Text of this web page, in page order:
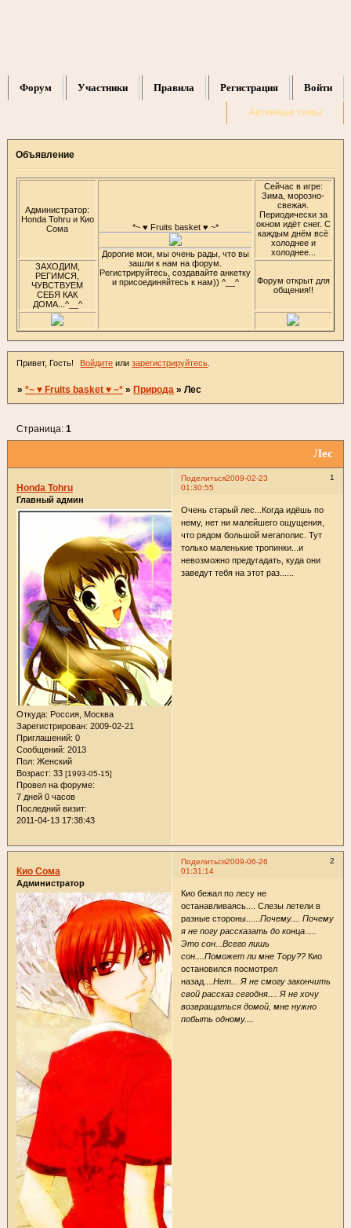
Форум Участники Правила Регистрация Войти
Активные темы
Объявление
Администратор:
Honda Tohru и Кио
Сома
*~ ♥ Fruits basket ♥ ~*
Дорогие мои, мы очень рады, что вы
зашли к нам на форум.
Регистрируйтесь, создавайте анкетку
и присоединяйтесь к нам)) ^__^
Сейчас в игре:
Зима, морозно-
свежая.
Периодически за
окном идёт снег. С
каждым днём всё
холоднее и
холоднее...
ЗАХОДИМ,
РЕГИМСЯ,
ЧУВСТВУЕМ
СЕБЯ КАК
ДОМА...^__^
Форум открыт для
общения!!
Привет, Гость! Войдите илизарегистрируйтесь
»*~ ♥ Fruits basket ♥ ~* » Природа »Лес
Лес
Страница:1
Поделиться 1
2009-02-23
01:30:55
Honda Tohru
Главный админ
Откуда: Россия, Москва
Зарегистрирован: 2009-02-21
Приглашений: 0
Сообщений: 2013
Пол: Женский
Возраст: 33 [1993-05-15]
Провел на форуме:
7 дней 0 часов
Последний визит:
2011-04-13 17:38:43
Очень старый лес...Когда идёшь по
нему, нет ни малейшего ощущения,
что рядом большой мегаполис. Тут
только маленькие тропинки...и
невозможно предугадать, куда они
заведут тебя на этот раз......
Поделиться 2
2009-06-26
01:31:14
Кио Сома
Администратор
Кио бежал по лесу не
останавливаясь.... Слезы летели в
разные стороны......Почему.... Почему
я не погу рассказать до конца.....
Это сон...Всего лишь
сон....Поможет ли мне Тору??Кио
остановился посмотрел
назад....Нет... Я не смогу закончить
свой рассказ сегодня.... Я не хочу
возвращаться домой, мне нужно
побыть одному....